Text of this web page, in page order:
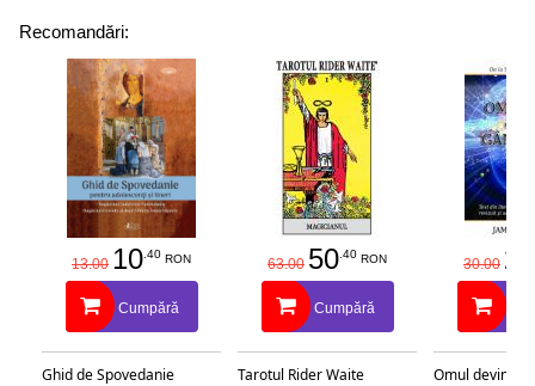
Recomandări:
13.00 10.40 RON
Cumpără
Ghid de Spovedanie
63.00 50.40 RON
Cumpără
Tarotul Rider Waite
30.00 25
Omul devine